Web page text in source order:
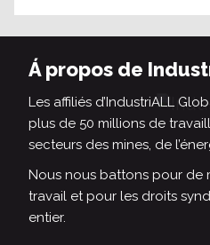
Á propos de
Les affiliés d’IndustriALL
plus de 50 millions de
secteurs des mines, de
Nous nous battons pour de
travail et pour les droits
entier.